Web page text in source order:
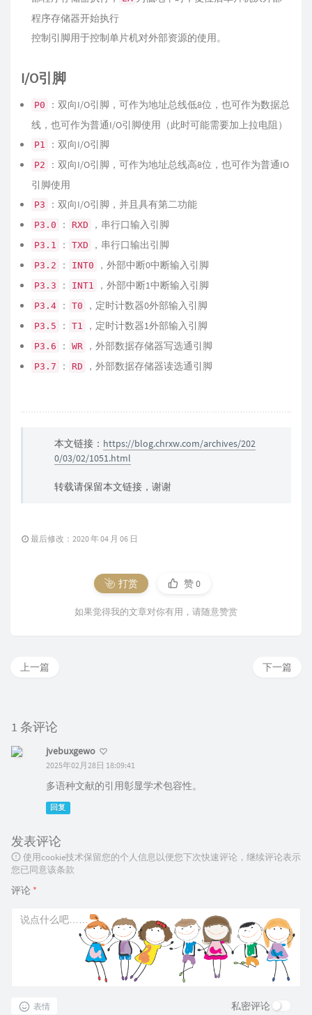
程序存储器开始执行
控制引脚用于控制单片机对外部资源的使用。
I/O引脚
P0
：双向I/O引脚，可作为地址总线低8位，也可作为数据总
线，也可作为普通I/O引脚使用（此时可能需要加上拉电阻）
P1 ：双向I/O引脚
P2
：双向I/O引脚，可作为地址总线高8位，也可作为普通IO
引脚使用
P3 ：双向I/O引脚，并且具有第二功能
P3.0 ： RXD ，串行口输入引脚
P3.1 ： TXD ，串行口输出引脚
P3.2 ： INT0 ，外部中断0中断输入引脚
P3.3 ： INT1 ，外部中断1中断输入引脚
P3.4 ： T0 ，定时计数器0外部输入引脚
P3.5 ： T1 ，定时计数器1外部输入引脚
P3.6 ： WR ，外部数据存储器写选通引脚
P3.7 ： RD ，外部数据存储器读选通引脚
本文链接： https://blog.chrxw.com/archives/202
0/03/02/1051.html
转载请保留本文链接，谢谢
最后修改：2020 年 04 月 06 日
打赏 赞0
如果觉得我的文章对你有用，请随意赞赏
下一篇
上一篇
1 条评论
jvebuxgewo
2025年02月28日 18:09:41
多语种文献的引用彰显学术包容性。
回复
发表评论
使用cookie技术保留您的个人信息以便您下次快速评论，继续评论表示
您已同意该条款
评论 *
表情 私密评论